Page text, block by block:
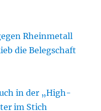
Rheinmetall
die Belegschaft
in der „High-
im Stich